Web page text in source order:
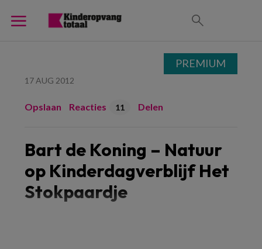
17 AUG 2012
Opslaan Reacties 11 Delen
Bart de Koning – Natuur
op Kinderdagverblijf Het
Stokpaardje
PREMIUM